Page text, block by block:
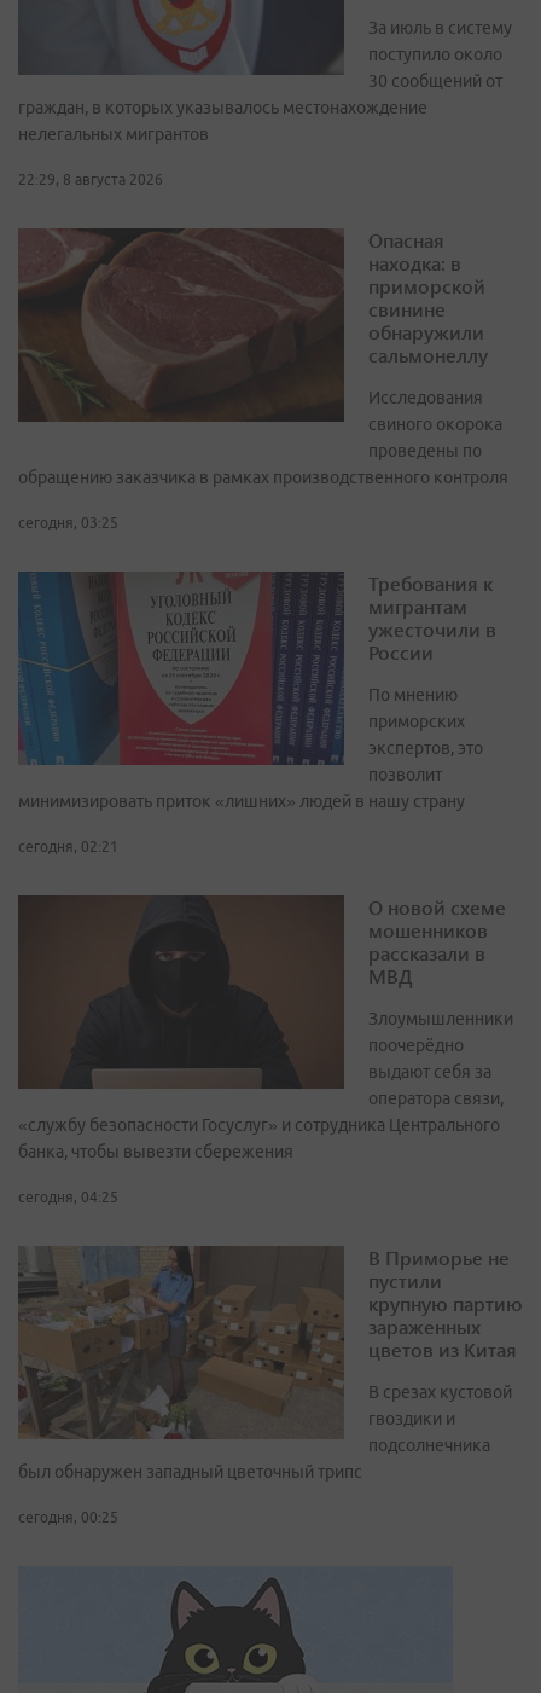
За июль в систему
поступило около
30 сообщений от
граждан, в которых указывалось местонахождение
нелегальных мигрантов
22:29, 8 августа 2026
Опасная
находка: в
приморской
свинине
обнаружили
сальмонеллу
Исследования
свиного окорока
проведены по
обращению заказчика в рамках производственного контроля
сегодня, 03:25
Требования к
мигрантам
ужесточили в
России
По мнению
приморских
экспертов, это
позволит
минимизировать приток «лишних» людей в нашу страну
сегодня, 02:21
О новой схеме
мошенников
рассказали в
МВД
Злоумышленники
поочерёдно
выдают себя за
оператора связи,
«службу безопасности Госуслуг» и сотрудника Центрального
банка, чтобы вывезти сбережения
сегодня, 04:25
В Приморье не
пустили
крупную партию
зараженных
цветов из Китая
В срезах кустовой
гвоздики и
подсолнечника
был обнаружен западный цветочный трипс
сегодня, 00:25